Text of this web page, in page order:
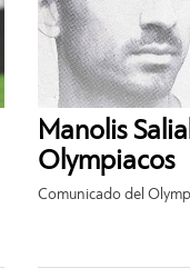
Manolis
Olympiacos
Comunicado del